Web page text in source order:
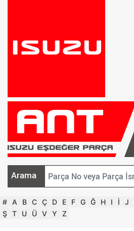
Arama
# A B C Ç D E F G Ğ H I İ J
Ş T U Ü V Y Z